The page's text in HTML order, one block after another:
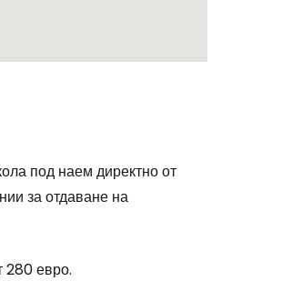
под наем директно от
за отдаване на
280 евро.